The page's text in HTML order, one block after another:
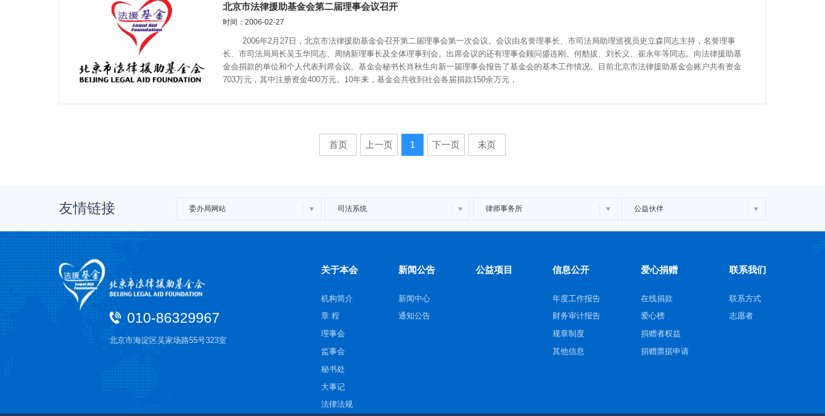
北京市法律援助基金会第二届理事会议召开
时间：2006-02-27
2006年2月27日，北京市法律援助基金会召开第二届理事会第一次会议。会议由名誉理事长、市司法局助理巡视员史立森同志主持，名誉理事
长、市司法局局长吴玉华同志、周纳新理事长及全体理事到会。出席会议的还有理事会顾问盛连刚、何舫拔、刘长义、崔永年等同志。向法律援助基
金会捐款的单位和个人代表列席会议。基金会秘书长肖秋生向新一届理事会报告了基金会的基本工作情况。目前北京市法律援助基金会账户共有资金
703万元，其中注册资金400万元。10年来，基金会共收到社会各届捐款150余万元，
首页 上一页 1 下一页 末页
友情链接 委办局网站 司法系统 律师事务所 公益伙伴
010-86329967
北京市海淀区吴家场路55号323室
关于本会
机构简介
章 程
理事会
监事会
秘书处
大事记
法律法规
新闻公告
新闻中心
通知公告
公益项目 信息公开
年度工作报告
财务审计报告
规章制度
其他信息
爱心捐赠
在线捐款
爱心榜
捐赠者权益
捐赠票据申请
联系我们
联系方式
志愿者